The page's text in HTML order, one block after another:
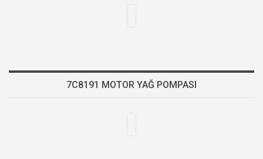
7C8191 MOTOR YAĞ POMPASI